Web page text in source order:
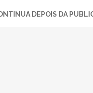
DEPOIS DA